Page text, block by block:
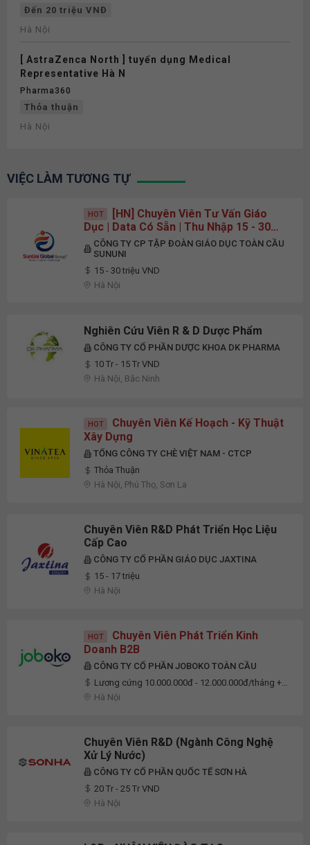
Đến 20 triệu VNĐ
Hà Nội
[ AstraZenca North ] tuyển dụng Medical
Representative Hà N
Pharma360
Thỏa thuận
Hà Nội
VIỆC LÀM TƯƠNG TỰ
HOT
[HN] Chuyên Viên Tư Vấn Giáo
Dục | Data Có Sẵn | Thu Nhập 15 - 30
Triệu
CÔNG TY CP TẬP ĐOÀN GIÁO DỤC TOÀN CẦU
SUNUNI
15 - 30 triệu VND
Hà Nội
Nghiên Cứu Viên R & D Dược Phẩm
CÔNG TY CỔ PHẦN DƯỢC KHOA DK PHARMA
10 Tr - 15 Tr VND
Hà Nội, Bắc Ninh
HOT
Chuyên Viên Kế Hoạch - Kỹ Thuật
Xây Dựng
TỔNG CÔNG TY CHÈ VIỆT NAM - CTCP
Thỏa Thuận
Hà Nội, Phú Thọ, Sơn La
Chuyên Viên R&D Phát Triển Học Liệu
Cấp Cao
CÔNG TY CỔ PHẦN GIÁO DỤC JAXTINA
15 - 17 triệu
Hà Nội
HOT
Chuyên Viên Phát Triển Kinh
Doanh B2B
CÔNG TY CỔ PHẦN JOBOKO TOÀN CẦU
Lương cứng 10.000.000đ - 12.000.000đ/tháng +
Thưởng doanh số
Hà Nội
Chuyên Viên R&D (Ngành Công Nghệ
Xử Lý Nước)
CÔNG TY CỔ PHẦN QUỐC TẾ SƠN HÀ
20 Tr - 25 Tr VND
Hà Nội